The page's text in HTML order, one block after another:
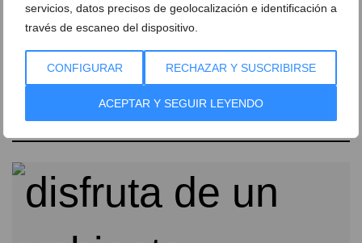
servicios, datos precisos de geolocalización e identificación a
través de escaneo del dispositivo.
CONFIGURAR RECHAZAR Y SUSCRIBIRSE
ACEPTAR Y SEGUIR LEYENDO
Clasificado en: Comercios y Servicios,Asadores ,Bar y Cafetería
Ocio y entretenimiento
Restaurantes
menú del día Pedreguer
Pedreguer